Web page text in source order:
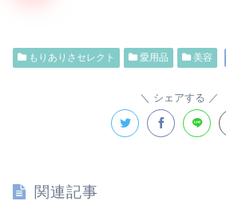
もりありさセレクト 愛用品 美容
シェアする
関連記事